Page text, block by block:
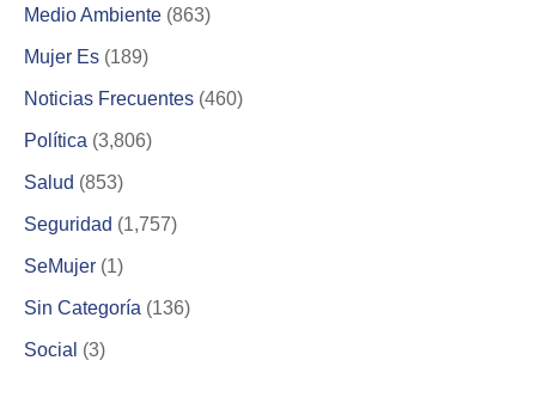
Medio Ambiente (863)
Mujer Es (189)
Noticias Frecuentes (460)
Política (3,806)
Salud (853)
Seguridad (1,757)
SeMujer (1)
Sin Categoría (136)
Social (3)